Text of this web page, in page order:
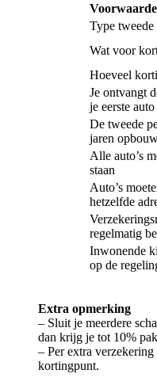
Type
Wat voor
Hoeveel
Je ontvangt
je eerste auto
De tweede
jaren
Alle auto’s
staan
Auto’s
hetzelfde
regelmatig
Inwonende
op de
Extra opmerking
– Sluit je meerdere
dan krijg je tot 10%
– Per extra
kortingpunt.